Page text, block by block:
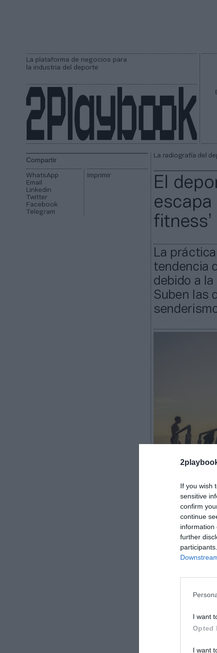
If you wish
sensitive
confirm
continue
information
further
I want
Opted
I want
La plataforma de negocios para
la industria del deporte
Compartir
WhatsApp
Email
Linkedin
Twitter
Facebook
Telegram
Imprimir
La radiografía del
El
escapa
fitness’
La
tendencia
debido a
Suben las
Patricia López
Ejercitarse
convenientes